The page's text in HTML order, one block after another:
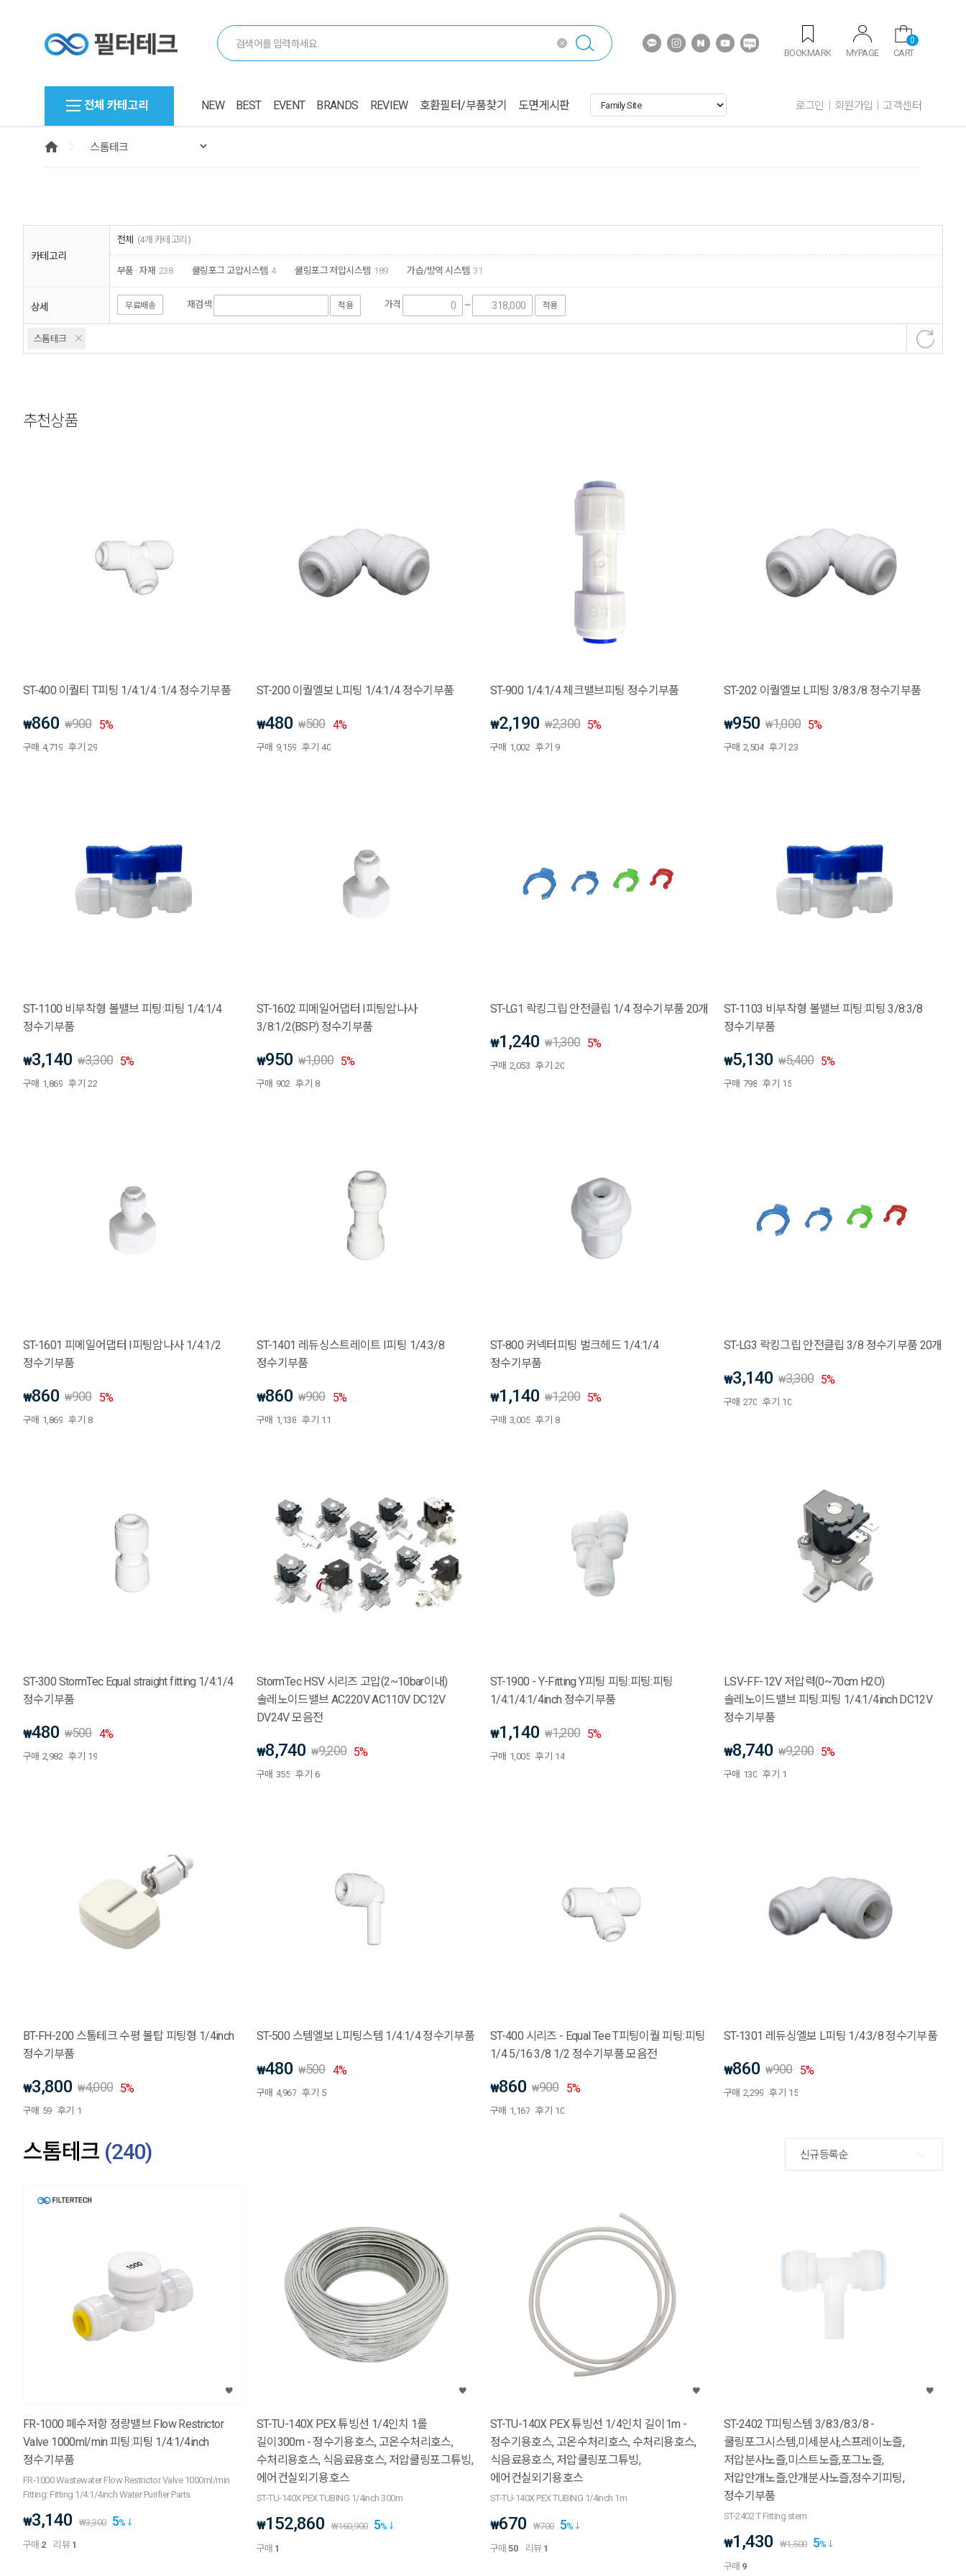
BOOKMARK MYPAGE CART
0
전체 카테고리 NEW BEST EVENT BRANDS REVIEW 호환필터/부품찾기 도면게시판 로그인 회원가입 고객센터
카테고리
전체 (4개 카테고리)
부품 · 자재 238 쿨링포그 고압시스템 4 쿨링포그 저압시스템 189 가습/방역 시스템 31
상세 무료배송 재검색 적용 가격 ~ 적용
스톰테크
추천상품
ST-400 이퀄티 T피팅 1/4:1/4 :1/4 정수기부품
₩860 ₩900 5%
구매 4,719 후기 29
ST-200 이퀄엘보 L피팅 1/4:1/4 정수기부품
₩480 ₩500 4%
구매 9,159 후기 40
ST-900 1/4:1/4 체크밸브피팅 정수기부품
₩2,190 ₩2,300 5%
구매 1,002 후기 9
ST-202 이퀄엘보 L피팅 3/8:3/8 정수기부품
₩950 ₩1,000 5%
구매 2,504 후기 23
ST-1100 비부착형 볼밸브 피팅:피팅 1/4:1/4
정수기부품
₩3,140 ₩3,300 5%
구매 1,869 후기 22
ST-1602 피메일어댑터 I피팅암나사
3/8:1/2(BSP) 정수기부품
₩950 ₩1,000 5%
구매 902 후기 8
ST-LG1 락킹그립 안전클립 1/4 정수기부품 20개
₩1,240 ₩1,300 5%
구매 2,053 후기 20
ST-1103 비부착형 볼밸브 피팅:피팅 3/8:3/8
정수기부품
₩5,130 ₩5,400 5%
구매 798 후기 15
ST-1601 피메일어댑터 I피팅암나사 1/4:1/2
정수기부품
₩860 ₩900 5%
구매 1,869 후기 8
ST-1401 레듀싱스트레이트 I피팅 1/4:3/8
정수기부품
₩860 ₩900 5%
구매 1,138 후기 11
ST-800 커넥터피팅 벌크헤드 1/4:1/4
정수기부품
₩1,140 ₩1,200 5%
구매 3,005 후기 8
ST-LG3 락킹그립 안전클립 3/8 정수기부품 20개
₩3,140 ₩3,300 5%
구매 270 후기 10
ST-300 StormTec Equal straight fitting 1/4:1/4
정수기부품
₩480 ₩500 4%
구매 2,982 후기 19
StormTec HSV 시리즈 고압(2~10bar이내)
솔레노이드밸브 AC220V AC110V DC12V
DV24V 모음전
₩8,740 ₩9,200 5%
구매 355 후기 6
ST-1900 - Y-Fitting Y피팅 피팅:피팅:피팅
1/4:1/4:1/4inch 정수기부품
₩1,140 ₩1,200 5%
구매 1,005 후기 14
LSV-FF-12V 저압력(0~70cm H2O)
솔레노이드밸브 피팅:피팅 1/4:1/4inch DC12V
정수기부품
₩8,740 ₩9,200 5%
구매 130 후기 1
BT-FH-200 스톰테크 수평 볼탑 피팅형 1/4inch
정수기부품
₩3,800 ₩4,000 5%
구매 59 후기 1
ST-500 스템엘보 L피팅스템 1/4:1/4 정수기부품
₩480 ₩500 4%
구매 4,967 후기 5
ST-400 시리즈 - Equal Tee T피팅이퀄 피팅:피팅
1/4 5/16 3/8 1/2 정수기부품 모음전
₩860 ₩900 5%
구매 1,167 후기 10
ST-1301 레듀싱엘보 L피팅 1/4:3/8 정수기부품
₩860 ₩900 5%
구매 2,299 후기 15
스톰테크 (240) 신규등록순
FR-1000 폐수저항 정량밸브 Flow Restrictor
Valve 1000ml/min 피팅:피팅 1/4:1/4inch
정수기부품
FR-1000 Wastewater Flow Restrictor Valve 1000ml/min
Fitting: Fitting 1/4:1/4inch Water Purifier Parts
₩3,140 ₩3,300 5%
구매 2 리뷰 1
ST-TU-140X PEX 튜빙선 1/4인치 1롤
길이300m - 정수기용호스, 고온수처리호스,
수처리용호스, 식음료용호스, 저압쿨링포그튜빙,
에어컨실외기용호스
ST-TU-140X PEX TUBING 1/4inch 300m
₩152,860 ₩160,900 5%
구매 1
ST-TU-140X PEX 튜빙선 1/4인치 길이1m -
정수기용호스, 고온수처리호스, 수처리용호스,
식음료용호스, 저압쿨링포그튜빙,
에어컨실외기용호스
ST-TU-140X PEX TUBING 1/4inch 1m
₩670 ₩700 5%
구매50 리뷰 1
ST-2402 T피팅스템 3/8:3/8:3/8 -
쿨링포그시스템,미세분사,스프레이노즐,
저압분사노즐,미스트노즐,포그노즐,
저압안개노즐,안개분사노즐,정수기피팅,
정수기부품
ST-2402 T Fitting stem
₩1,430 ₩1,500 5%
구매 9